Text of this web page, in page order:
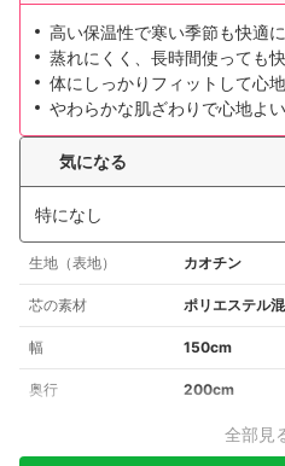
高い保温性で寒い季節も快適
蒸れにくく、長時間使っても
体にしっかりフィットして心
やわらかな肌ざわりで心地よい
気になる
特になし
生地（表地） カオチン
芯の素材 ポリエステル混
幅 150cm
奥行 200cm
全部見